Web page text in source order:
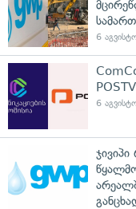
6
6